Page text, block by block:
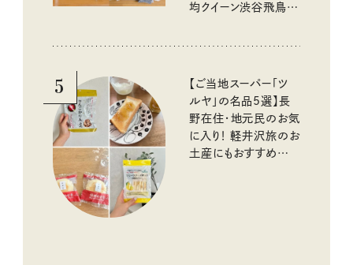
均クイーン渋谷飛鳥の
5
【ご当地スーパー「ツ
ルヤ」の名品5選】長
野在住・地元民のお気
に入り！ 軽井沢旅のお
土産にもおすすめのお